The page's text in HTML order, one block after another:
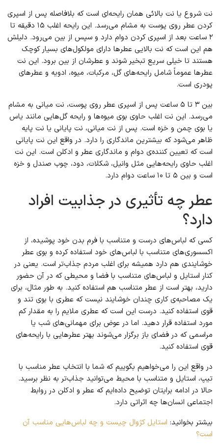
نت شروع یا نت بالائی همان رایحه‌ای است که بلافاصله پس از اسپری
کردن عطر روی پوست به مشام می‌رسد. این رایحه اغلب ۱۵ دقیقه تا
۲ ساعت بعد از اسپری کردن دوام دارد و سپس از بین می‌رود. دلیلش
هم این است که نت بالایی عطرها دارای مولکول‌های بسیار کوچک
هستند تا خیلی سریع تبخیر شوند و عطرشان از بین برود. این نت
عطرها عموماً شامل رایحه‌های گل، مرکبات، میوه، ادویه و عطرهای
پودری است.
بین ۳ تا ۵ ساعت پس از اسپری عطر روی پوست، نت میانی به مشام
می‌رسد. این نت اغلب حاوی بوی میوه‌ها و رایحه گل‌هایی مانند یاس
یا بوی چمن و خزه است. پس از نت میانی، نت پایانی یا نت پایه
ظاهر می‌شود که بیشترین ماندگاری را دارد. در واقع این نت پایانی
است که تعیین کننده‌ی دوام و ماندگاری عطر و ادکلن است. این نت
اغلب حاوی رایحه‌هایی مثل وانیل، شکلات، دود، چوب صندل و خزه
است و بین ۵ تا ۱۰ ساعت دوام دارد.
عطر چه تأثیری در جذابیت افراد
دارد؟
کسی که لباس‌های درست و متناسب با فرم بدن خود پوشیده، از
اکسسوری‌های متناسب با لباس‌های خود استفاده کرده و بوی عطر
خوشایندی هم دارد همیشه برای اغلب مردم جذاب‌تر است. یعنی در
کنار استایل و لباس‌های متناسب با فضا و محیطی که در آن حضور
دارید، بهتر است از عطر متناسب هم استفاده کنید. به طور مثال، برای
یک مصاحبه‌ی کاری چندان خوشایند نیست که عطری با بوی تند و
قوی استفاده کنید. درست این است که عطری ملایم را به مقدار کم
مورد استفاده قرار دهید. اما در عوض برای مهمانی‌های شب یا
مراسمی که در فضای باز برگزار می‌شوند بهتر عطرهایی با رایحه‌های
قوی استفاده کنید.
در واقع این را می‌خواهیم بگوییم که شما با انتخاب عطر مناسب با
تیپ، استایل و متناسب با محیط می‌توانید جذاب‌تر به نظر برسید.
حالا در ادامه برایتان توضیح داده‌ایم که عطر و ادکلن در روابط
اجتماعی انسان‌ها چه اثراتی دارد.
بیشتر بخوانید: استایل کژوال چیست و چه لباس‌هایی مناسب آن
است؟